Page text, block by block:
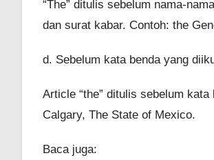
“The” ditulis sebelum nama-
dan surat kabar. Contoh: the
d. Sebelum kata benda yang
Article “the” ditulis sebelum
Calgary, The State of Mexico.
Baca juga: